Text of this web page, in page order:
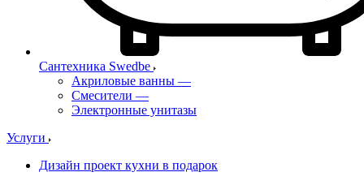
Сантехника Swedbe
Акриловые ванны —
Смесители —
Электронные унитазы
Услуги
Дизайн проект кухни в подарок